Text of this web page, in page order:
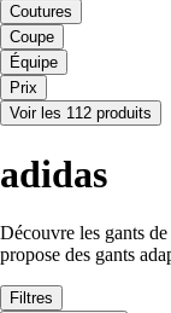
Coutures
Coupe
Équipe
Prix
Voir les 112 produits
adidas
Découvre les gants
propose des gants
Filtres